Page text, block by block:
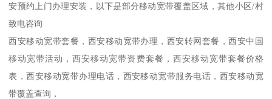
安预约上门办理安装，以下是部分移动宽带覆盖区域，其他小区/村
致电咨询
西安移动宽带套餐，西安移动宽带办理，西安转网套餐，西安中国
移动宽带活动，西安移动宽带资费套餐，西安移动宽带套餐价格
表，西安移动宽带办理电话，西安移动宽带服务电话，西安移动宽
带覆盖查询，